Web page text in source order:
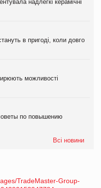
надлегкі керамічні
в пригоді, коли довго
можливості
по повышению
Всі новини